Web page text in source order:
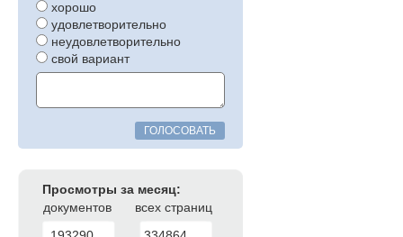
хорошо
удовлетворительно
неудовлетворительно
свой вариант
ГОЛОСОВАТЬ
Просмотры за месяц:
документов
всех страниц